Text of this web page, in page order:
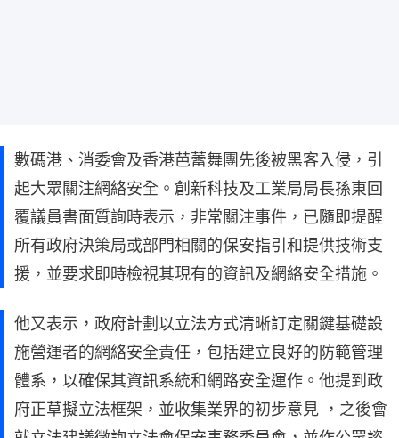
數碼港、消委會及香港芭蕾舞團先後被黑客入侵，引
起大眾關注網絡安全。創新科技及工業局局長孫東回
覆議員書面質詢時表示，非常關注事件，已隨即提醒
所有政府決策局或部門相關的保安指引和提供技術支
援，並要求即時檢視其現有的資訊及網絡安全措施。
他又表示，政府計劃以立法方式清晰訂定關鍵基礎設
施營運者的網絡安全責任，包括建立良好的防範管理
體系，以確保其資訊系統和網路安全運作。他提到政
府正草擬立法框架，並收集業界的初步意見 ，之後會